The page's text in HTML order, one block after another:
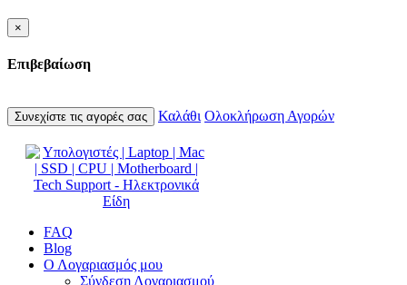
×
Επιβεβαίωση
Συνεχίστε τις αγορές σας Καλάθι Ολοκλήρωση Αγορών
FAQ
Blog
Ο Λογαριασμός μου
Σύνδεση Λογαριασμού